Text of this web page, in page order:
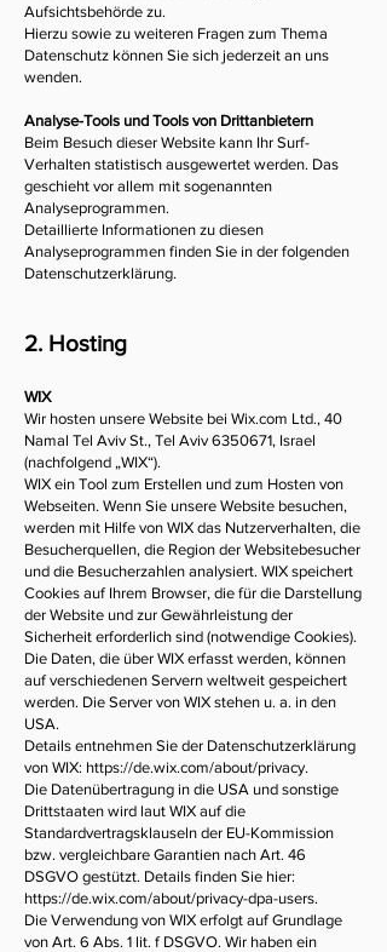
Aufsichtsbehörde zu.
Hierzu sowie zu weiteren Fragen zum Thema
Datenschutz können Sie sich jederzeit an uns
wenden.
Analyse-Tools und Tools von Drittanbietern
Beim Besuch dieser Website kann Ihr Surf-
Verhalten statistisch ausgewertet werden. Das
geschieht vor allem mit sogenannten
Analyseprogrammen.
Detaillierte Informationen zu diesen
Analyseprogrammen finden Sie in der folgenden
Datenschutzerklärung.
2. Hosting
WIX
Wir hosten unsere Website bei Wix.com Ltd., 40
Namal Tel Aviv St., Tel Aviv 6350671, Israel
(nachfolgend „WIX“).
WIX ein Tool zum Erstellen und zum Hosten von
Webseiten. Wenn Sie unsere Website besuchen,
werden mit Hilfe von WIX das Nutzerverhalten, die
Besucherquellen, die Region der Websitebesucher
und die Besucherzahlen analysiert. WIX speichert
Cookies auf Ihrem Browser, die für die Darstellung
der Website und zur Gewährleistung der
Sicherheit erforderlich sind (notwendige Cookies).
Die Daten, die über WIX erfasst werden, können
auf verschiedenen Servern weltweit gespeichert
werden. Die Server von WIX stehen u. a. in den
USA.
Details entnehmen Sie der Datenschutzerklärung
von WIX: https://de.wix.com/about/privacy.
Die Datenübertragung in die USA und sonstige
Drittstaaten wird laut WIX auf die
Standardvertragsklauseln der EU-Kommission
bzw. vergleichbare Garantien nach Art. 46
DSGVO gestützt. Details finden Sie hier:
https://de.wix.com/about/privacy-dpa-users.
Die Verwendung von WIX erfolgt auf Grundlage
von Art. 6 Abs. 1 lit. f DSGVO. Wir haben ein